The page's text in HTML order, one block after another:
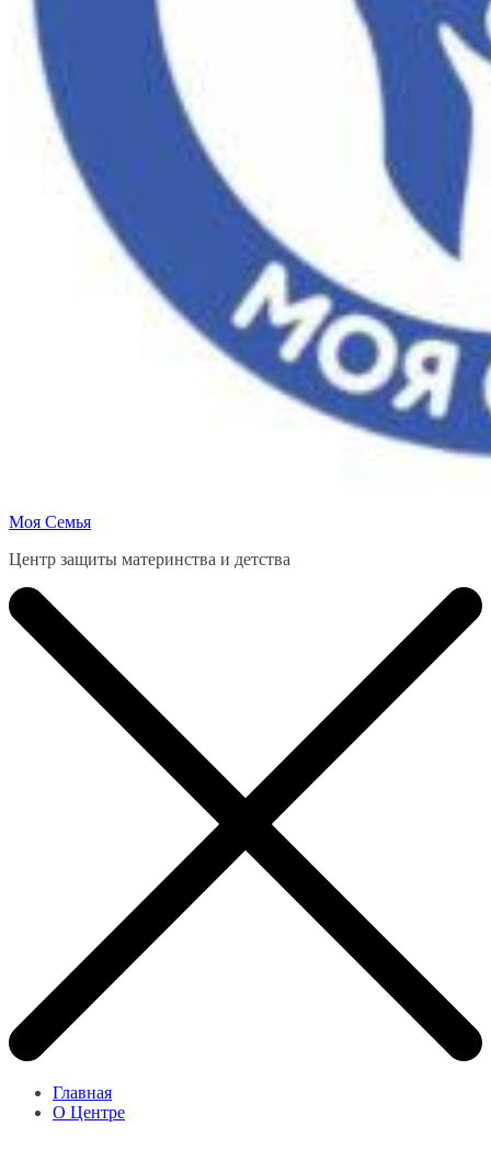
Моя Семья
Центр защиты материнства и детства
Главная
О Центре